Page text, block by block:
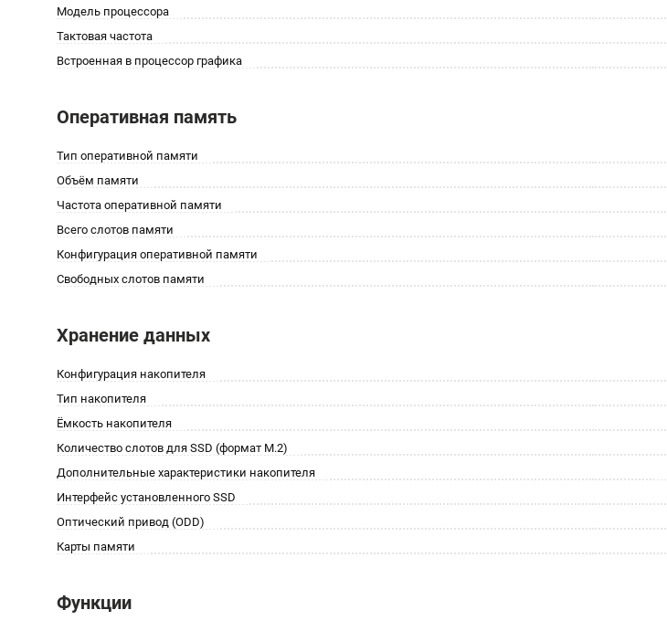
Модель процессора
Тактовая частота
Встроенная в процессор графика
Оперативная память
Тип оперативной памяти
Объём памяти
Частота оперативной памяти
Всего слотов памяти
Конфигурация оперативной памяти
Свободных слотов памяти
Хранение данных
Конфигурация накопителя
Тип накопителя
Ёмкость накопителя
Количество слотов для SSD (формат M.2)
Дополнительные характеристики накопителя
Интерфейс установленного SSD
Оптический привод (ODD)
Карты памяти
Функции